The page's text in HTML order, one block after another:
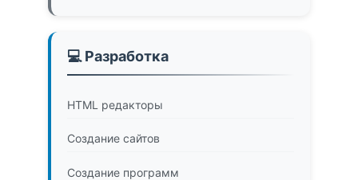
💻 Разработка
HTML редакторы
Создание сайтов
Создание программ